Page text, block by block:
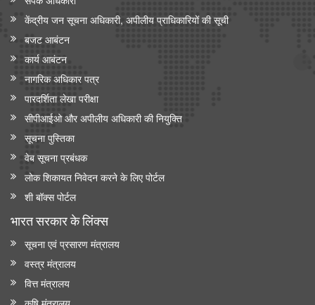
केंद्रीय जन सूचना अधिकारी, अपीलीय प्राधिकारियों की सूची
बजट आबंटन
कार्य आबंटन
नागरिक अधिकार पत्र
पारदर्शिता लेखा परीक्षा
सीपीआईओ और अपी‍लीय अधिकारी की नियुक्ति
सूचना पुस्तिका
वेब सूचना प्रबंधक
लोक शिकायत निवेदन करने के लिए पोर्टल
शी बॉक्स पोर्टल
भारत सरकार के लिंक्‍स
सूचना एवं प्रसारण मंत्रालय
वस्त्र मंत्रालय
वित्त मंत्रालय